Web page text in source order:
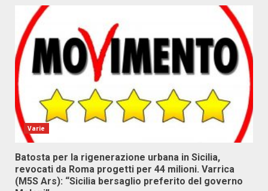
Varie
Batosta per la rigenerazione urbana in Sicilia,
revocati da Roma progetti per 44 milioni. Varrica
(M5S Ars): “Sicilia bersaglio preferito del governo